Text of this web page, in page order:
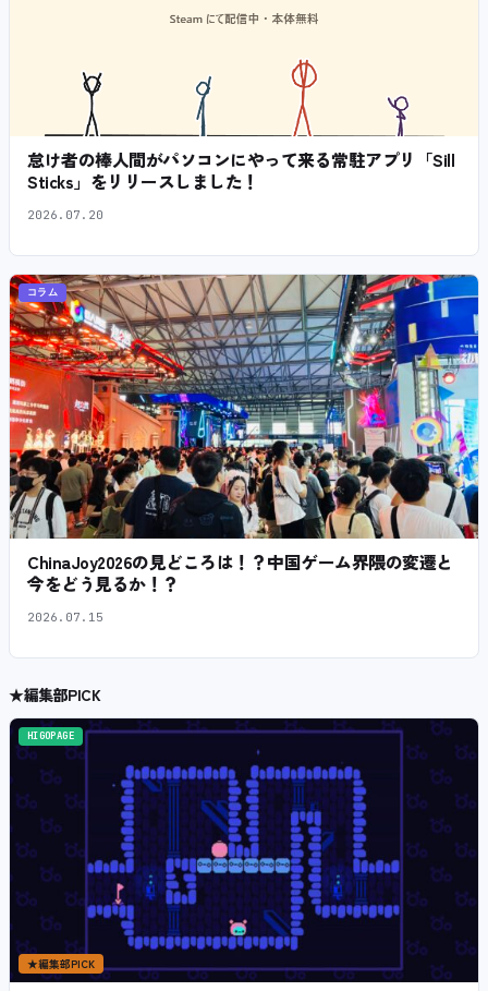
怠け者の棒人間がパソコンにやって来る常駐アプリ「Sill
Sticks」をリリースしました！
2026.07.20
コラム
ChinaJoy2026の見どころは！？中国ゲーム界隈の変遷と
今をどう見るか！？
2026.07.15
★編集部PICK
HIGOPAGE
★編集部PICK